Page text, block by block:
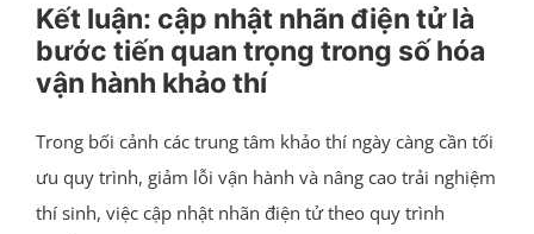
Kết luận: cập nhật nhãn điện tử là
bước tiến quan trọng trong số hóa
vận hành khảo thí
Trong bối cảnh các trung tâm khảo thí ngày càng cần tối
ưu quy trình, giảm lỗi vận hành và nâng cao trải nghiệm
thí sinh, việc cập nhật nhãn điện tử theo quy trình